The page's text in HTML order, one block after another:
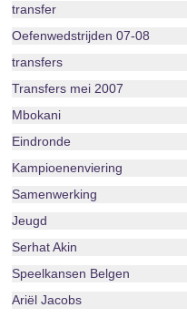
transfer
Oefenwedstrijden 07-08
transfers
Transfers mei 2007
Mbokani
Eindronde
Kampioenenviering
Samenwerking
Jeugd
Serhat Akin
Speelkansen Belgen
Ariël Jacobs